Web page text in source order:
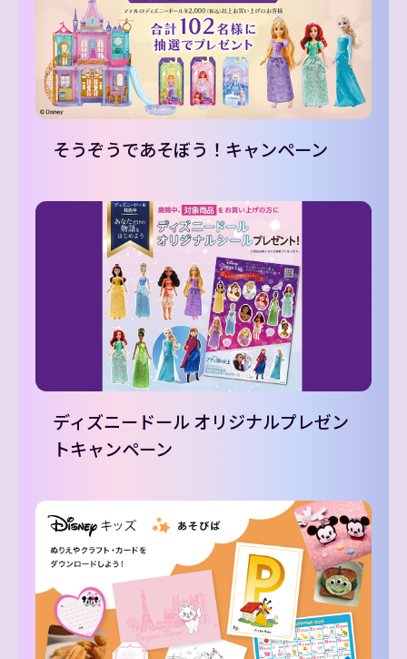
そうぞうであそぼう！キャンペーン
ディズニードール オリジナルプレゼン
トキャンペーン